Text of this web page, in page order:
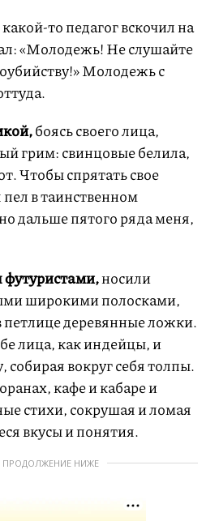
какой-то педагог вскочил на
«Молодежь! Не слушайте
Молодежь с
боясь своего лица,
грим: свинцовые белила,
Чтобы спрятать свое
в таинственном
дальше пятого ряда меня,
носили
широкими полосками,
петлице деревянные ложки.
лица, как индейцы, и
вокруг себя толпы.
кафе и кабаре и
стихи, сокрушая и ломая
вкусы и понятия.
ПРОДОЛЖЕНИЕ НИЖЕ